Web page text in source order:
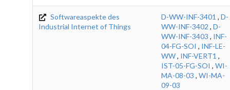
Softwareaspekte des
Industrial Internet of Things
D-WW-INF-3401 , D-
WW-INF-3402 , D-
WW-INF-3403 , INF-
04-FG-SOI , INF-LE-
WW, INF-VERT1 ,
IST-05-FG-SOI , WI-
MA-08-03 , WI-MA-
09-03